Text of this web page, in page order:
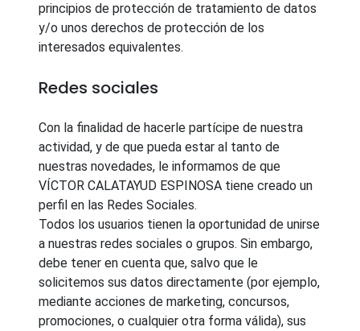
principios de protección de tratamiento de datos
y/o unos derechos de protección de los
interesados equivalentes.
Redes sociales
Con la finalidad de hacerle partícipe de nuestra
actividad, y de que pueda estar al tanto de
nuestras novedades, le informamos de que
VÍCTOR CALATAYUD ESPINOSA tiene creado un
perfil en las Redes Sociales.
Todos los usuarios tienen la oportunidad de unirse
a nuestras redes sociales o grupos. Sin embargo,
debe tener en cuenta que, salvo que le
solicitemos sus datos directamente (por ejemplo,
mediante acciones de marketing, concursos,
promociones, o cualquier otra forma válida), sus